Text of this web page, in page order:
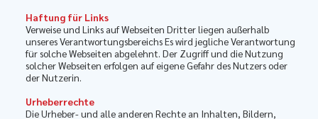
Haftung für Links
Verweise und Links auf Webseiten Dritter liegen außerhalb
unseres Verantwortungsbereichs Es wird jegliche Verantwortung
für solche Webseiten abgelehnt. Der Zugriff und die Nutzung
solcher Webseiten erfolgen auf eigene Gefahr des Nutzers oder
der Nutzerin.
Urheberrechte
Die Urheber- und alle anderen Rechte an Inhalten, Bildern,